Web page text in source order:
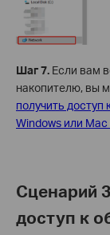
Шаг 7. Если вам
накопителю, вы
получить доступ
Windows или Mac
Сценарий
доступ к